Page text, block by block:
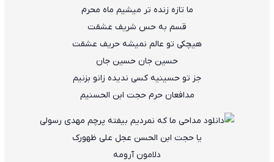
ما تازه زنده تر میشیم ماه محرم
قسم به حس شریف عشقت
هیچکی تو عالم نمیشه حریف عشقت
حسین جان حسین جان
جز تو حسینیه کسی ندیده زانو بزنیم
مدافعان حرم حجت ابن الحسنیم
یا حجت ابن الحسن عجل علی ظهورک
دلامون آرومه